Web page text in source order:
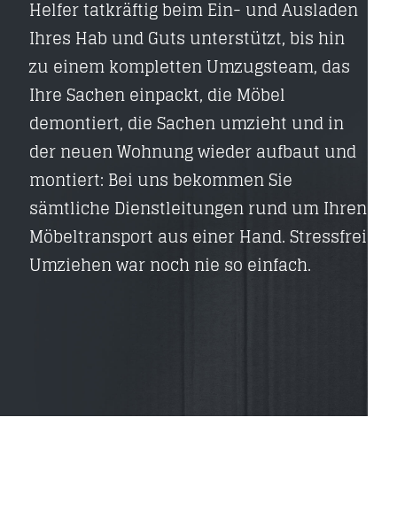
Helfer tatkräftig beim Ein- und Ausladen
Ihres Hab und Guts unterstützt, bis hin
zu einem kompletten Umzugsteam, das
Ihre Sachen einpackt, die Möbel
demontiert, die Sachen umzieht und in
der neuen Wohnung wieder aufbaut und
montiert: Bei uns bekommen Sie
sämtliche Dienstleitungen rund um Ihren
Möbeltransport aus einer Hand. Stressfrei
Umziehen war noch nie so einfach.